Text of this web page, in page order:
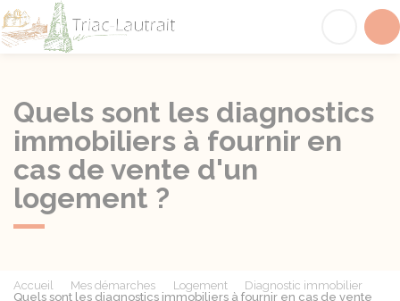
Quels sont les diagnostics
immobiliers à fournir en
cas de vente d'un
logement ?
Accueil Mes démarches Logement
Diagnostic immobilier
Quels sont les diagnostics immobiliers à fournir en cas de vente